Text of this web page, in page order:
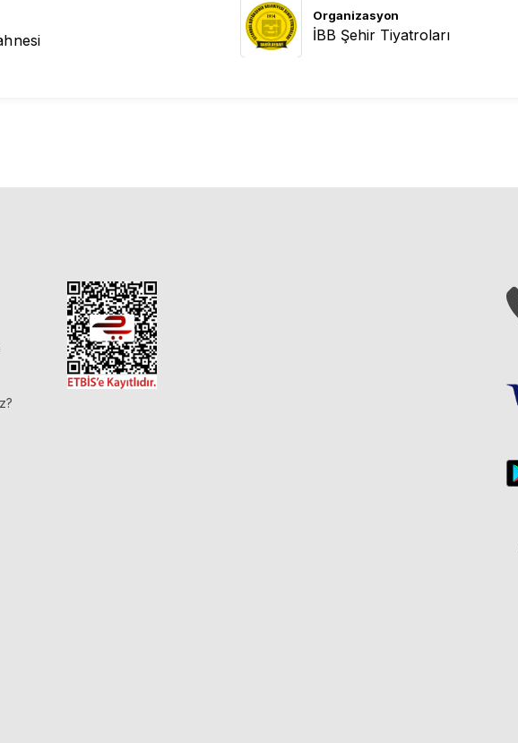
Organizasyon
İBB Şehir Tiyatroları